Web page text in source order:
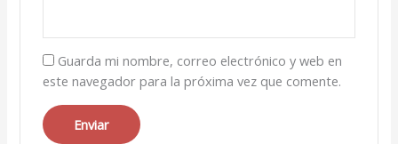
Guarda mi nombre, correo electrónico y web en
este navegador para la próxima vez que comente.